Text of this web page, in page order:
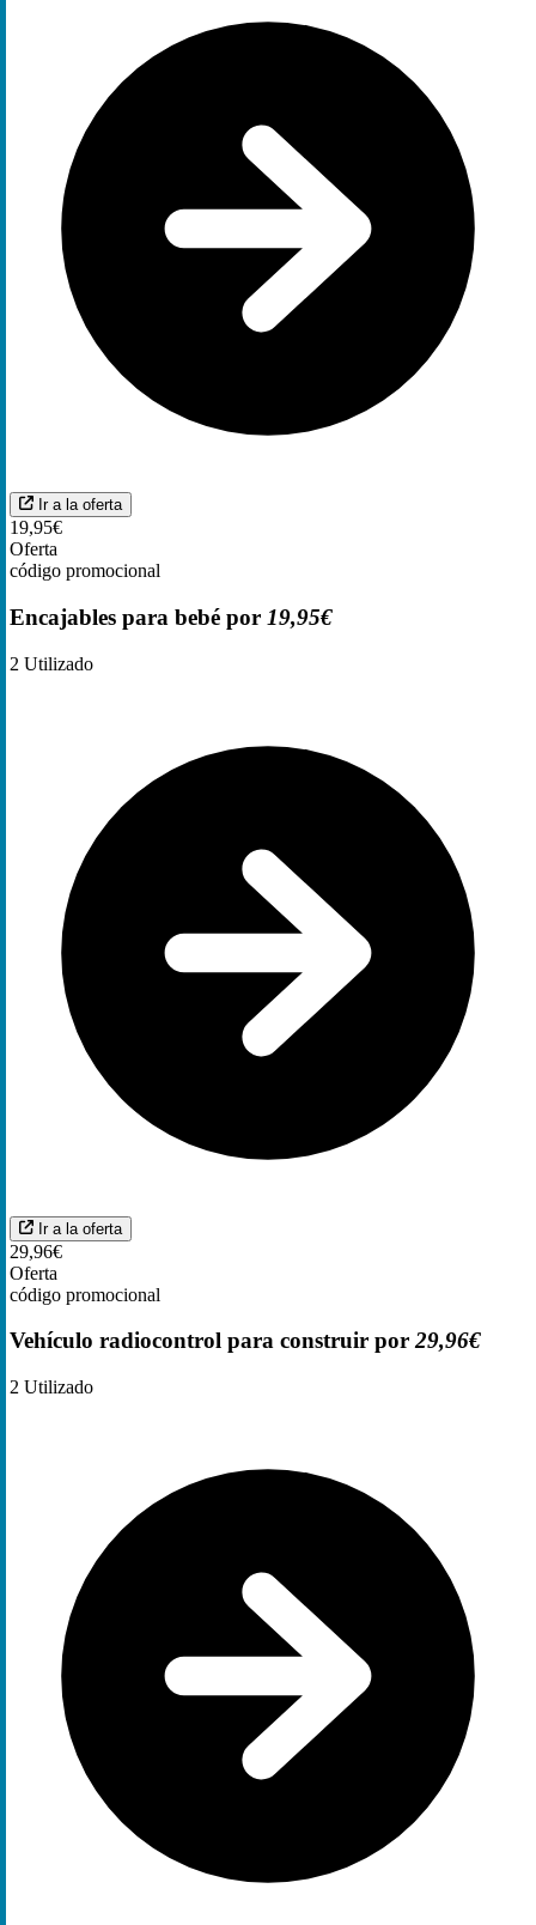
Ir a la oferta
19,95€
Oferta
código promocional
Encajables para bebé por 19,95€
2 Utilizado
Ir a la oferta
29,96€
Oferta
código promocional
Vehículo radiocontrol para construir por29,96€
2 Utilizado